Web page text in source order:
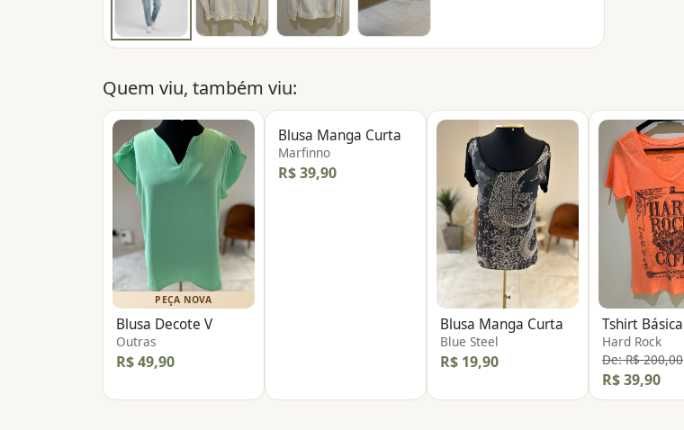
Quem viu, também viu:
PEÇA NOVA
Blusa Decote V
Outras
R$ 49,90
Blusa Manga Curta
Marfinno
R$ 39,90
Blusa Manga Curta
Blue Steel
R$ 19,90
Tshirt Básica
Hard Rock
De: R$ 200,00
R$ 39,90